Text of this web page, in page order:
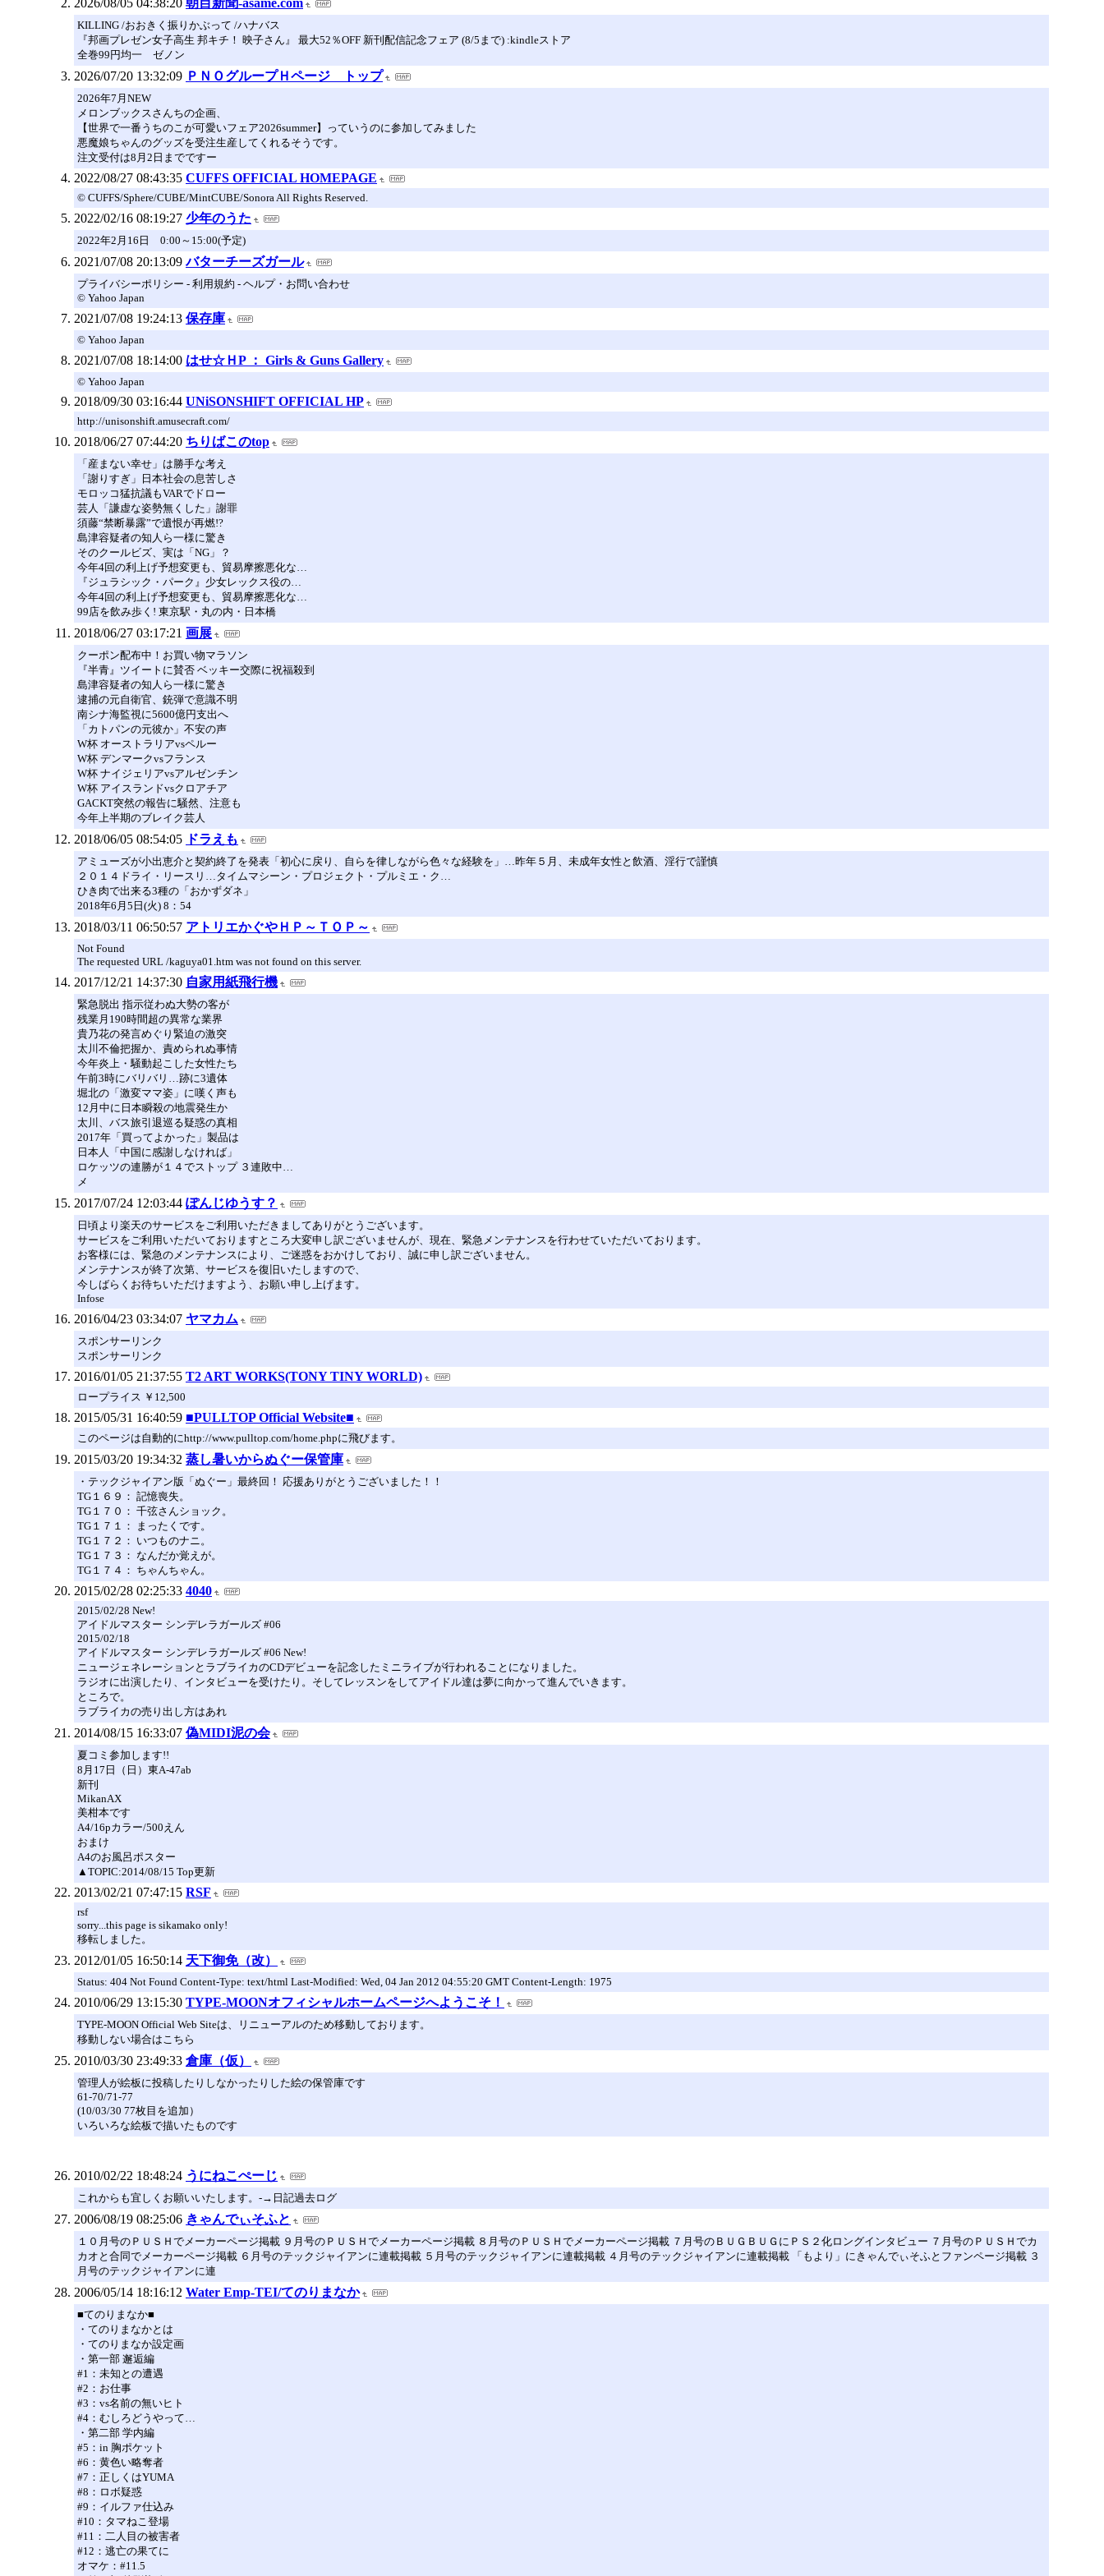
2026/08/05 04:38:20 朝目新聞-asame.com
KILLING /おおきく振りかぶって /ハナバス
『邦画プレゼン女子高生 邦キチ！ 映子さん』 最大52％OFF 新刊配信記念フェア (8/5まで) :kindleストア
全巻99円均一 ゼノン
2026/07/20 13:32:09 ＰＮＯグループＨページ トップ
2026年7月NEW
メロンブックスさんちの企画、
【世界で一番うちのこが可愛いフェア2026summer】っていうのに参加してみました
悪魔娘ちゃんのグッズを受注生産してくれるそうです。
注文受付は8月2日までですー
2022/08/27 08:43:35 CUFFS OFFICIAL HOMEPAGE
© CUFFS/Sphere/CUBE/MintCUBE/Sonora All Rights Reserved.
2022/02/16 08:19:27 少年のうた
2022年2月16日 0:00～15:00(予定)
2021/07/08 20:13:09 バターチーズガール
プライバシーポリシー - 利用規約 - ヘルプ・お問い合わせ
© Yahoo Japan
2021/07/08 19:24:13 保存庫
© Yahoo Japan
2021/07/08 18:14:00 はせ☆ＨP ： Girls & Guns Gallery
© Yahoo Japan
2018/09/30 03:16:44 UNiSONSHIFT OFFICIAL HP
http://unisonshift.amusecraft.com/
2018/06/27 07:44:20 ちりばこのtop
「産まない幸せ」は勝手な考え
「謝りすぎ」日本社会の息苦しさ
モロッコ猛抗議もVARでドロー
芸人「謙虚な姿勢無くした」謝罪
須藤“禁断暴露”で遺恨が再燃!?
島津容疑者の知人ら一様に驚き
そのクールビズ、実は「NG」？
今年4回の利上げ予想変更も、貿易摩擦悪化な…
『ジュラシック・パーク』少女レックス役の…
今年4回の利上げ予想変更も、貿易摩擦悪化な…
99店を飲み歩く! 東京駅・丸の内・日本橋
2018/06/27 03:17:21 画展
クーポン配布中！お買い物マラソン
『半青』ツイートに賛否 ベッキー交際に祝福殺到
島津容疑者の知人ら一様に驚き
逮捕の元自衛官、銃弾で意識不明
南シナ海監視に5600億円支出へ
「カトパンの元彼か」不安の声
W杯 オーストラリアvsペルー
W杯 デンマークvsフランス
W杯 ナイジェリアvsアルゼンチン
W杯 アイスランドvsクロアチア
GACKT突然の報告に騒然、注意も
今年上半期のブレイク芸人
2018/06/05 08:54:05 ドラえも
アミューズが小出恵介と契約終了を発表「初心に戻り、自らを律しながら色々な経験を」…昨年５月、未成年女性と飲酒、淫行で謹慎
２０１４ドライ・リースリ…タイムマシーン・プロジェクト・プルミエ・ク…
ひき肉で出来る3種の「おかずダネ」
2018年6月5日(火) 8：54
2018/03/11 06:50:57 アトリエかぐやＨＰ～ＴＯＰ～
Not Found
The requested URL /kaguya01.htm was not found on this server.
2017/12/21 14:37:30 自家用紙飛行機
緊急脱出 指示従わぬ大勢の客が
残業月190時間超の異常な業界
貴乃花の発言めぐり緊迫の激突
太川不倫把握か、責められぬ事情
今年炎上・騒動起こした女性たち
午前3時にバリバリ…跡に3遺体
堀北の「激変ママ姿」に嘆く声も
12月中に日本瞬殺の地震発生か
太川、バス旅引退巡る疑惑の真相
2017年「買ってよかった」製品は
日本人「中国に感謝しなければ」
ロケッツの連勝が１４でストップ ３連敗中…
メ
2017/07/24 12:03:44 ぽんじゆうす？
日頃より楽天のサービスをご利用いただきましてありがとうございます。
サービスをご利用いただいておりますところ大変申し訳ございませんが、現在、緊急メンテナンスを行わせていただいております。
お客様には、緊急のメンテナンスにより、ご迷惑をおかけしており、誠に申し訳ございません。
メンテナンスが終了次第、サービスを復旧いたしますので、
今しばらくお待ちいただけますよう、お願い申し上げます。
Infose
2016/04/23 03:34:07 ヤマカム
スポンサーリンク
スポンサーリンク
2016/01/05 21:37:55 T2 ART WORKS(TONY TINY WORLD)
ロープライス ￥12,500
2015/05/31 16:40:59 ■PULLTOP Official Website■
このページは自動的にhttp://www.pulltop.com/home.phpに飛びます。
2015/03/20 19:34:32 蒸し暑いからぬぐー保管庫
・テックジャイアン版「ぬぐー」最終回！ 応援ありがとうございました！！
TG１６９： 記憶喪失。
TG１７０： 千弦さんショック。
TG１７１： まったくです。
TG１７２： いつものナニ。
TG１７３： なんだか覚えが。
TG１７４： ちゃんちゃん。
2015/02/28 02:25:33 4040
2015/02/28 New!
アイドルマスター シンデレラガールズ #06
2015/02/18
アイドルマスター シンデレラガールズ #06 New!
ニュージェネレーションとラブライカのCDデビューを記念したミニライブが行われることになりました。
ラジオに出演したり、インタビューを受けたり。そしてレッスンをしてアイドル達は夢に向かって進んでいきます。
ところで。
ラブライカの売り出し方はあれ
2014/08/15 16:33:07 偽MIDI泥の会
夏コミ参加します!!
8月17日（日）東A-47ab
新刊
MikanAX
美柑本です
A4/16pカラー/500えん
おまけ
A4のお風呂ポスター
▲TOPIC:2014/08/15 Top更新
2013/02/21 07:47:15 RSF
rsf
sorry...this page is sikamako only!
移転しました。
2012/01/05 16:50:14 天下御免（改）
Status: 404 Not Found Content-Type: text/html Last-Modified: Wed, 04 Jan 2012 04:55:20 GMT Content-Length: 1975
2010/06/29 13:15:30 TYPE-MOONオフィシャルホームページへようこそ！
TYPE-MOON Official Web Siteは、リニューアルのため移動しております。
移動しない場合はこちら
2010/03/30 23:49:33 倉庫（仮）
管理人が絵板に投稿したりしなかったりした絵の保管庫です
61-70/71-77
(10/03/30 77枚目を追加）
いろいろな絵板で描いたものです
2010/02/22 18:48:24 うにねこぺーじ
これからも宜しくお願いいたします。-→日記過去ログ
2006/08/19 08:25:06 きゃんでぃそふと
１０月号のＰＵＳＨでメーカーページ掲載 ９月号のＰＵＳＨでメーカーページ掲載 ８月号のＰＵＳＨでメーカーページ掲載 ７月号のＢＵＧＢＵＧにＰＳ２化ロングインタビュー ７月号のＰＵＳＨでカ
カオと合同でメーカーページ掲載 ６月号のテックジャイアンに連載掲載 ５月号のテックジャイアンに連載掲載 ４月号のテックジャイアンに連載掲載 「もより」にきゃんでぃそふとファンページ掲載 ３
月号のテックジャイアンに連
2006/05/14 18:16:12 Water Emp-TEI/てのりまなか
■てのりまなか■
・てのりまなかとは
・てのりまなか設定画
・第一部 邂逅編
#1：未知との遭遇
#2：お仕事
#3：vs名前の無いヒト
#4：むしろどうやって…
・第二部 学内編
#5：in 胸ポケット
#6：黄色い略奪者
#7：正しくはYUMA
#8：ロボ疑惑
#9：イルファ仕込み
#10：タマねこ登場
#11：二人目の被害者
#12：逃亡の果てに
オマケ：#11.5